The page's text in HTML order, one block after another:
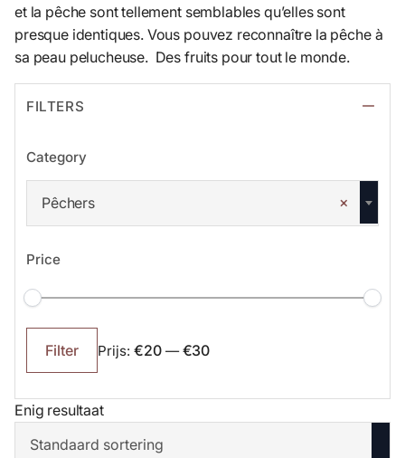
et la pêche sont tellement semblables qu’elles sont
presque identiques. Vous pouvez reconnaître la pêche à
sa peau pelucheuse. Des fruits pour tout le monde.
FILTERS
Category
×
Pêchers
Price
Min.
prijs
Max.
prijsFilter Prijs: €20—€30
Enig resultaat